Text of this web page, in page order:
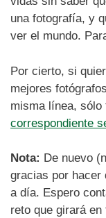
una fotografía, y
ver el mundo.
Por cierto, si
mejores
misma línea, sólo
correspondiente
Nota: De nuevo
gracias por hacer
a día. Espero
reto que girará